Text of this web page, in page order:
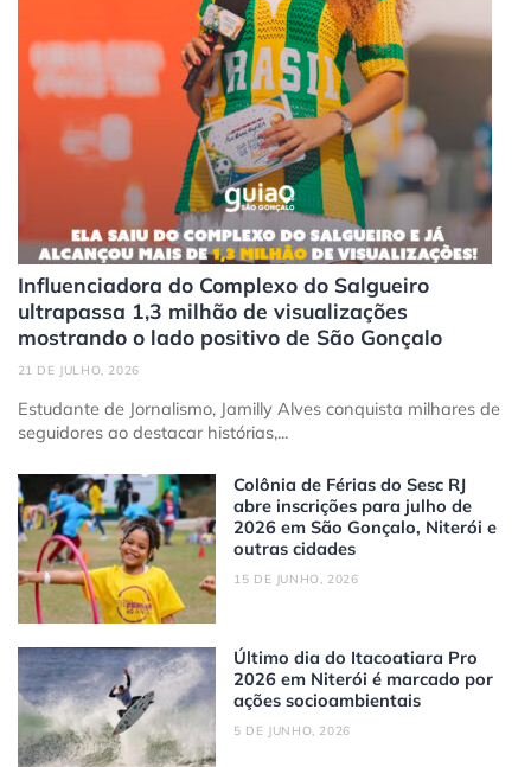
Influenciadora do Complexo do Salgueiro
ultrapassa 1,3 milhão de visualizações
mostrando o lado positivo de São Gonçalo
21 DE JULHO, 2026
Estudante de Jornalismo, Jamilly Alves conquista milhares de
seguidores ao destacar histórias,...
Colônia de Férias do Sesc RJ
abre inscrições para julho de
2026 em São Gonçalo, Niterói e
outras cidades
15 DE JUNHO, 2026
Último dia do Itacoatiara Pro
2026 em Niterói é marcado por
ações socioambientais
5 DE JUNHO, 2026